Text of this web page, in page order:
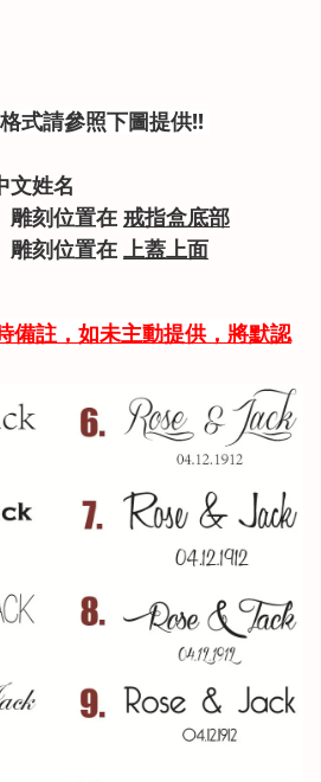
式請參照下圖提供!!
文姓名
雕刻位置在 戒指盒底部
雕刻位置在 上蓋上面
備註，如未主動提供，將默認